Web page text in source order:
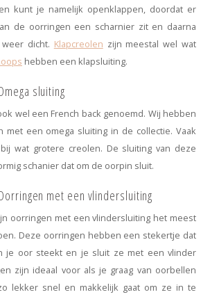
kunt je namelijk openklappen, doordat er
de oorringen een scharnier zit en daarna
dicht. Klapcreolen zijn meestal wel wat
hebben een klapsluiting.
sluiting
wel een French back genoemd. Wij hebben
met een omega sluiting in de collectie. Vaak
wat grotere creolen. De sluiting van deze
schanier dat om de oorpin sluit.
met een vlindersluiting
oorringen met een vlindersluiting het meest
Deze oorringen hebben een stekertje dat
je oor steekt en je sluit ze met een vlinder
zijn ideaal voor als je graag van oorbellen
lekker snel en makkelijk gaat om ze in te